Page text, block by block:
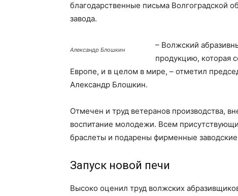
благодарственные письма Волгоградской
завода.
Александр Блошкин
– Волжский
продукцию, которая
Европе, и в целом в мире, – отметил
Александр Блошкин.
Отмечен и труд ветеранов производства,
воспитание молодежи. Всем
браслеты и подарены фирменные заводские
Запуск новой печи
Высоко оценил труд волжских